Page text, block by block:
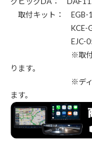
取付キット： EGB-
KCE-
EJC-
※取付にはオー
ります。
※ディスプレイ
ます。